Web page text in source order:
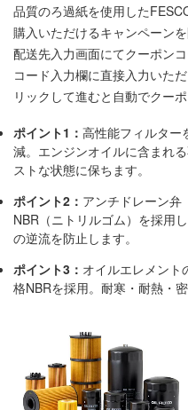
品質のろ過紙を使用した
購入いただけるキャンペーンを
配送先入力画面にてクーポン
コード入力欄に直接入力いた
リックして進むと自動でクー
ポイント1： 高性能フィルター
減。エンジンオイルに含まれ
ストな状態に保ちます。
ポイント2： アンチドレーン弁
NBR（ニトリルゴム）を採用
の逆流を防止します。
ポイント3： オイルエレメント
格NBRを採用。耐寒・耐熱・